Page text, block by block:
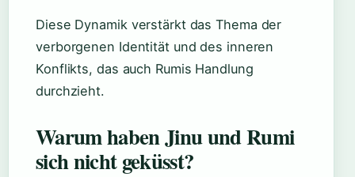
Diese Dynamik verstärkt das Thema der
verborgenen Identität und des inneren
Konflikts, das auch Rumis Handlung
durchzieht.
Warum haben Jinu und Rumi
sich nicht geküsst?